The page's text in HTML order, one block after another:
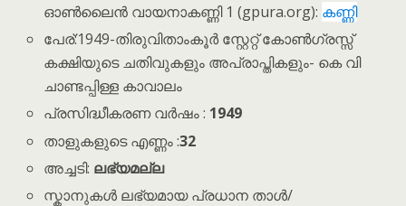
ഓൺലൈൻ വായനാകണ്ണി 1 (gpura.org): കണ്ണി
പേര്:1949-തിരുവിതാംകൂര്‍ സ്റ്റേറ്റ് കോണ്‍ഗ്രസ്സ്
കക്ഷിയുടെ ചതിവുകളും അപ്രാപ്തികളും- കെ വി
ചാണ്ടപ്പിള്ള കാവാലം
പ്രസിദ്ധീകരണ വർഷം : 1949
താളുകളുടെ എണ്ണം :32
അച്ചടി: ലഭ്യമല്ല
സ്കാനുകൾ ലഭ്യമായ പ്രധാന താൾ/